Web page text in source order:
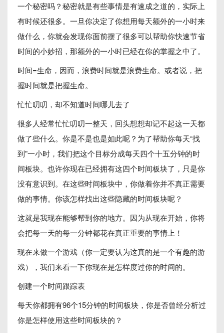
一个秘密吗？秘密就是有些事情是有速成之道的，实际上
有时候还很多。一旦你决定了你想用每天额外的一小时来
做什么，你就会发现你面前摆了很多可以帮助你快速节省
时间的小妙招，那额外的一小时已经在你的掌握之中了。
时间=生命，因而，浪费时间就是浪费生命。或者说，把
握时间就是把握生命。
忙忙叨叨，却不知道时间哪儿去了
很多人经常忙忙叨叨一整天，回头想想却记不起这一天都
做了些什么。你是不是也是如此呢？为了帮助你每天“找
到”一小时，我们把这个目标分成每天四个十五分钟的时
间板块。也许你现在已经拥有这四个时间板块了，只是你
没有意识到。在这些时间板块中，你做着你并不真正需要
做的事情。你该怎样找出这些隐藏的时间板块呢？
这就是我现在能够帮到你的地方。因为从现在开始，你将
会把每一天的每一分钟都花在真正重要的事情上！
现在来做一个游戏（你一定要认为这真的是一个有趣的游
戏），我们来看一下你现在是怎样度过你的时间的。
创建一个时间跟踪表
每天你都拥有96个15分钟的时间板块，你是否曾经分析过
你是怎样使用这些时间板块的？